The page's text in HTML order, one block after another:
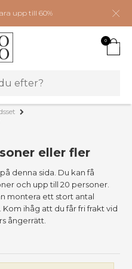
upp till 60%
0
eller fler
denna sida. Du kan få
och upp till 20 personer.
montera ett stort antal
ihåg att du får fri frakt vid
ångerrätt.